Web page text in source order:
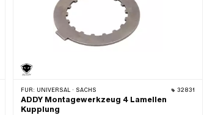
FÜR: UNIVERSAL · SACHS 32831
ADDY Montagewerkzeug 4 Lamellen
Kupplung